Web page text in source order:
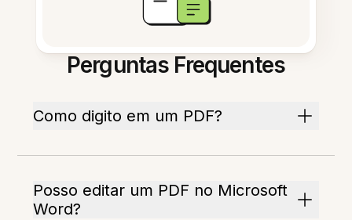
Perguntas Frequentes
Como digito em um PDF?
Posso editar um PDF no Microsoft
Word?